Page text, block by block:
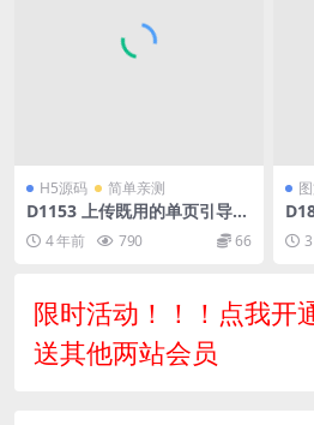
H5源码 简单亲测
D1153 上传既用的单页引导页
面H5源码_自动检测域名延迟
4 年前 790 66
新
方
限时活动！！！点我开
送其他两站会员